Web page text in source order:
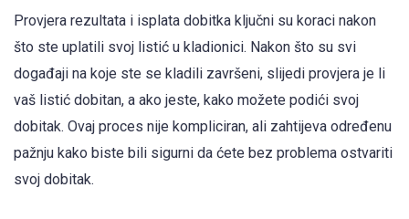
Provjera rezultata i isplata dobitka ključni su koraci nakon
što ste uplatili svoj listić u kladionici. Nakon što su svi
događaji na koje ste se kladili završeni, slijedi provjera je li
vaš listić dobitan, a ako jeste, kako možete podići svoj
dobitak. Ovaj proces nije kompliciran, ali zahtijeva određenu
pažnju kako biste bili sigurni da ćete bez problema ostvariti
svoj dobitak.